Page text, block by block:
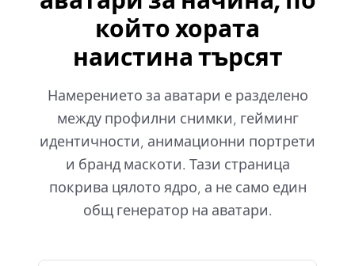
който хората
наистина търсят
Намерението за аватари е разделено
между профилни снимки, гейминг
идентичности, анимационни портрети
и бранд маскоти. Тази страница
покрива цялото ядро, а не само един
общ генератор на аватари.